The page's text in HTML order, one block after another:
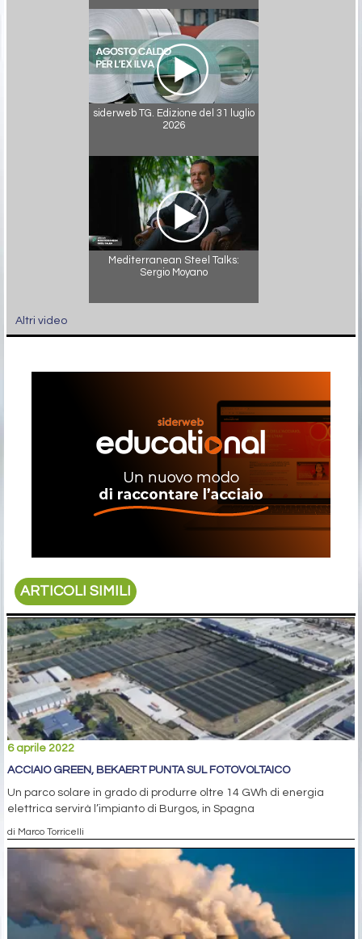
siderweb TG. Edizione del 31 luglio
2026
Mediterranean Steel Talks:
Sergio Moyano
Altri video
ARTICOLI SIMILI
6 aprile 2022
ACCIAIO GREEN, BEKAERT PUNTA SUL FOTOVOLTAICO
Un parco solare in grado di produrre oltre 14 GWh di energia
elettrica servirà l’impianto di Burgos, in Spagna
di Marco Torricelli